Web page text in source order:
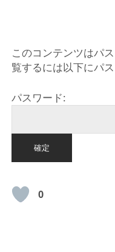
このコンテンツはパ
覧するには以下にパ
パスワード:
0